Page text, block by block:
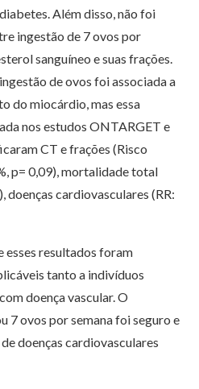
Além disso, não foi
ingestão de 7 ovos por
sanguíneo e suas frações.
de ovos foi associada a
do miocárdio, mas essa
nos estudos ONTARGET e
CT e frações (Risco
p= 0,09), mortalidade total
doenças cardiovasculares (RR:
esses resultados foram
​​tanto a indivíduos
doença vascular. O
7 ovos por semana foi seguro e
doenças cardiovasculares